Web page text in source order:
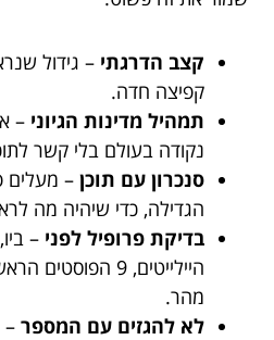
קצב הדרגתי – גידול
קפיצה חדה.
תמהיל מדינות הגיוני –
נקודה בעולם בלי קשר
סנכרון עם תוכן – מעלים
הגדילה, כדי שיהיה מה
בדיקת פרופיל לפני –
היילייטים, 9
מהר.
לא להגזים עם המספר –